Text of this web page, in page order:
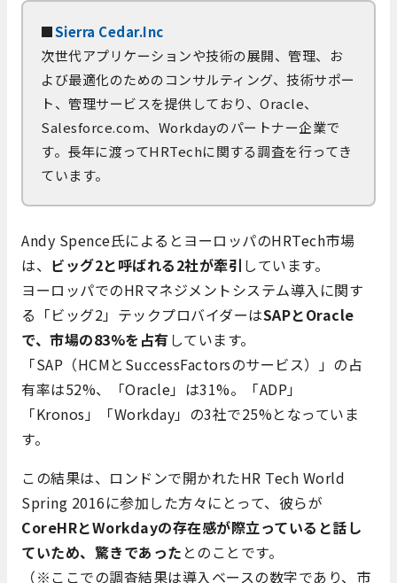
■Sierra Cedar.Inc
次世代アプリケーションや技術の展開、管理、お
よび最適化のためのコンサルティング、技術サポー
ト、管理サービスを提供しており、Oracle、
Salesforce.com、Workdayのパートナー企業で
す。長年に渡ってHRTechに関する調査を行ってき
ています。
Andy Spence氏によるとヨーロッパのHRTech市場
は、 ビッグ2と呼ばれる2社が牽引 しています。
ヨーロッパでのHRマネジメントシステム導入に関す
る「ビッグ2」テックプロバイダーはSAPとOracle
で、市場の83%を占有しています。
「SAP（HCMとSuccessFactorsのサービス）」の占
有率は52%、「Oracle」は31%。「ADP」
「Kronos」「Workday」の3社で25%となっていま
す。
この結果は、ロンドンで開かれたHR Tech World
Spring 2016に参加した方々にとって、彼らが
CoreHRとWorkdayの存在感が際立っていると話し
ていため、驚きであった とのことです。
（※ここでの調査結果は導入ベースの数字であり、市